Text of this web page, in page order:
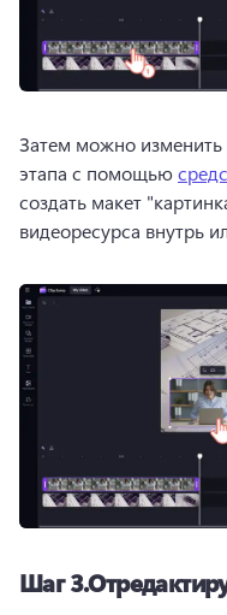
Затем можно изменить
этапа с помощью
создать макет
видеоресурса внутрь
Шаг